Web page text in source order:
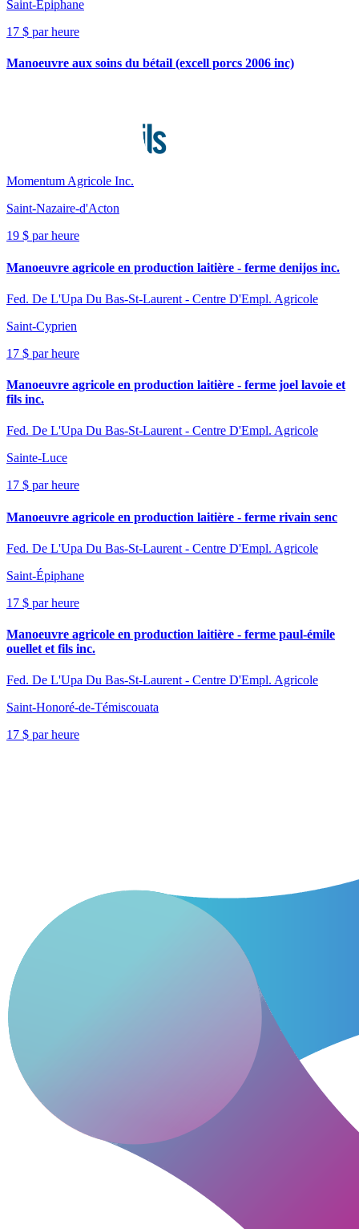
Saint-Épiphane
17 $ par heure
Manoeuvre aux soins du bétail (excell porcs 2006 inc)
Momentum Agricole Inc.
Saint-Nazaire-d'Acton
19 $ par heure
Manoeuvre agricole en production laitière - ferme denijos inc.
Fed. De L'Upa Du Bas-St-Laurent - Centre D'Empl. Agricole
Saint-Cyprien
17 $ par heure
Manoeuvre agricole en production laitière - ferme joel lavoie et
fils inc.
Fed. De L'Upa Du Bas-St-Laurent - Centre D'Empl. Agricole
Sainte-Luce
17 $ par heure
Manoeuvre agricole en production laitière - ferme rivain senc
Fed. De L'Upa Du Bas-St-Laurent - Centre D'Empl. Agricole
Saint-Épiphane
17 $ par heure
Manoeuvre agricole en production laitière - ferme paul-émile
ouellet et fils inc.
Fed. De L'Upa Du Bas-St-Laurent - Centre D'Empl. Agricole
Saint-Honoré-de-Témiscouata
17 $ par heure